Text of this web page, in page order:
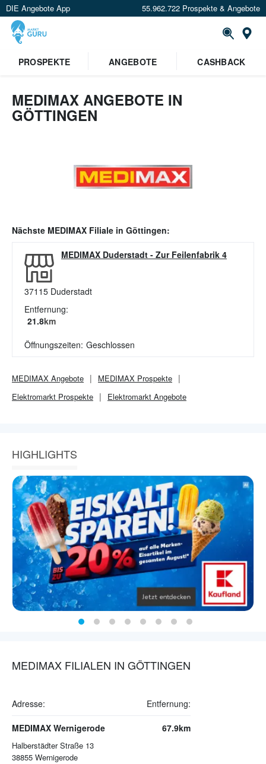
DIE Angebote App 55.962.722 Prospekte & Angebote
PROSPEKTE
ANGEBOTE CASHBACK
MEDIMAX ANGEBOTE IN
GÖTTINGEN
Nächste MEDIMAX Filiale in Göttingen:
MEDIMAX Duderstadt - Zur Feilenfabrik 4
37115 Duderstadt
Entfernung:
21.8km
Öffnungszeiten: Geschlossen
MEDIMAX Angebote MEDIMAX Prospekte
Elektromarkt Prospekte Elektromarkt Angebote
HIGHLIGHTS
MEDIMAX FILIALEN IN GÖTTINGEN
Adresse: Entfernung:
MEDIMAX Wernigerode
Halberstädter Straße 13
38855 Wernigerode
67.9km